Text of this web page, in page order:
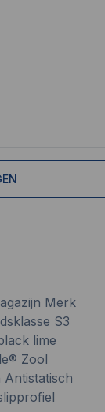
Merk
S3
lime
Zool